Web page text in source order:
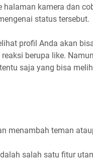
halaman kamera dan
status tersebut.
profil Anda akan
berupa like.
saja yang bisa
menambah teman
salah satu fitur